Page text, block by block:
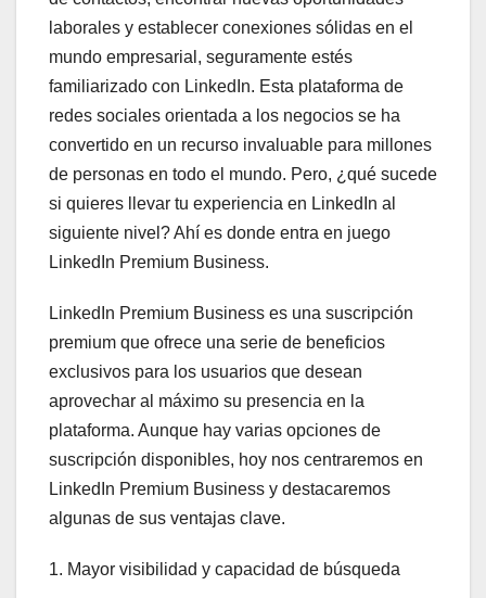
laborales y establecer conexiones sólidas en el
mundo empresarial, seguramente estés
familiarizado con LinkedIn. Esta plataforma de
redes sociales orientada a los negocios se ha
convertido en un recurso invaluable para millones
de personas en todo el mundo. Pero, ¿qué sucede
si quieres llevar tu experiencia en LinkedIn al
siguiente nivel? Ahí es donde entra en juego
LinkedIn Premium Business.
LinkedIn Premium Business es una suscripción
premium que ofrece una serie de beneficios
exclusivos para los usuarios que desean
aprovechar al máximo su presencia en la
plataforma. Aunque hay varias opciones de
suscripción disponibles, hoy nos centraremos en
LinkedIn Premium Business y destacaremos
algunas de sus ventajas clave.
1. Mayor visibilidad y capacidad de búsqueda